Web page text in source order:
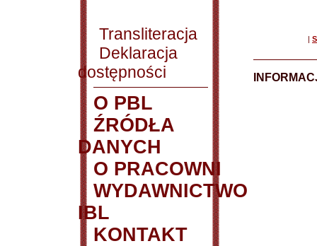
Transliteracja
Deklaracja
dostępności
O PBL
ŹRÓDŁA
DANYCH
O PRACOWNI
WYDAWNICTWO
IBL
KONTAKT
|